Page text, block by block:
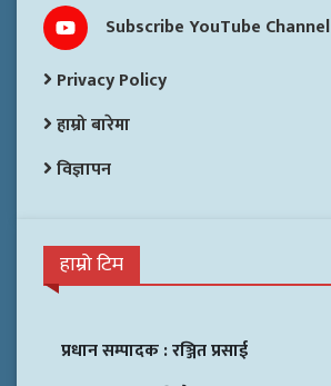
Subscribe YouTube Channel
Privacy Policy
हाम्रो बारेमा
विज्ञापन
हाम्रो टिम
प्रधान सम्पादक :रञ्जित प्रसाई